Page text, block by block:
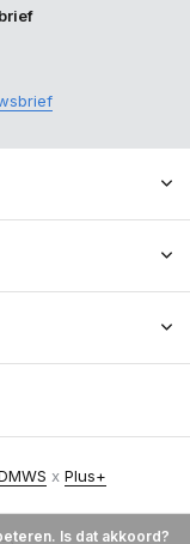
x Plus+
Is dat akkoord?